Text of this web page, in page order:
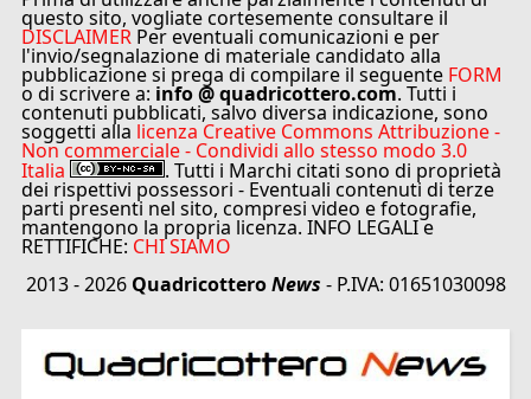
questo sito, vogliate cortesemente consultare il
DISCLAIMER Per eventuali comunicazioni e per
l'invio/segnalazione di materiale candidato alla
pubblicazione si prega di compilare il seguente FORM
o di scrivere a: info @ quadricottero.com. Tutti i
contenuti pubblicati, salvo diversa indicazione, sono
soggetti alla licenza Creative Commons Attribuzione -
Non commerciale - Condividi allo stesso modo 3.0
Italia . Tutti i Marchi citati sono di proprietà
dei rispettivi possessori - Eventuali contenuti di terze
parti presenti nel sito, compresi video e fotografie,
mantengono la propria licenza. INFO LEGALI e
RETTIFICHE: CHI SIAMO
2013 - 2026 QuadricotteroNews - P.IVA: 01651030098